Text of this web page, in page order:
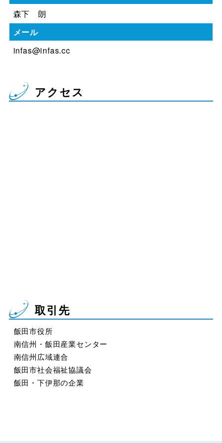
森下 朗
メール
infas@infas.cc
アクセス
取引先
飯田市役所
南信州・飯田産業センター
南信州広域連合
飯田市社会福祉協議会
飯田・下伊那の企業